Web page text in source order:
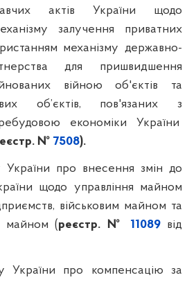
актів України щодо
залучення приватних
механізму державно-
для пришвидшення
війною об'єктів та
об’єктів, пов'язаних з
економіки України
№ 7508).
про внесення змін до
щодо управління майном
військовим майном та
майном (реєстр. № 11089від
України про компенсацію за